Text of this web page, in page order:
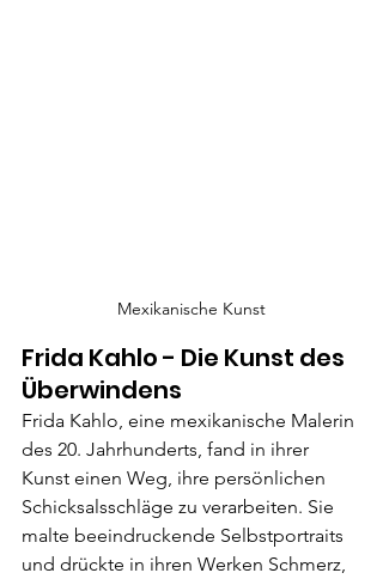
Mexikanische Kunst
Frida Kahlo - Die Kunst des
Überwindens
Frida Kahlo, eine mexikanische Malerin
des 20. Jahrhunderts, fand in ihrer
Kunst einen Weg, ihre persönlichen
Schicksalsschläge zu verarbeiten. Sie
malte beeindruckende Selbstportraits
und drückte in ihren Werken Schmerz,